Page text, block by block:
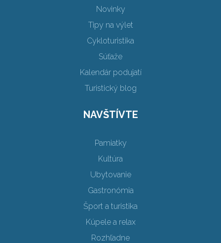
Novinky
Tipy na výlet
Cykloturistika
Súťaže
Kalendár podujatí
Turistický blog
NAVŠTÍVTE
Pamiatky
Kultúra
Ubytovanie
Gastronómia
Šport a turistika
Kúpele a relax
Rozhľadne